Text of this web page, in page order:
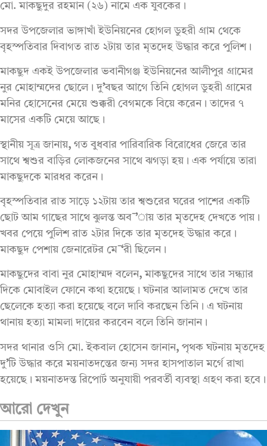
মো. মাকছুদুর রহমান (২৬) নামে এক যুবকের।
সদর উপজেলার ভাঙ্গাখাঁ ইউনিয়নের হোগল ডুহরী গ্রাম থেকে
বৃহস্পতিবার দিবাগত রাত ২টায় তার মৃতদেহ উদ্ধার করে পুলিশ।
মাকছুদ একই উপজেলার ভবানীগঞ্জ ইউনিয়নের আলীপুর গ্রামের
নুর মোহাম্মদের ছোলে। দু’বছর আগে তিনি হোগল ডুহরী গ্রামের
মনির হোসেনের মেয়ে শুক্করী বেগমকে বিয়ে করেন। তাদের ৭
মাসের একটি মেয়ে আছে।
স্থানীয় সূত্র জানায়, গত বুধবার পারিবারিক বিরোধের জেরে তার
সাথে শ্বশুর বাড়ির লোকজনের সাথে ঝগড়া হয়। এক পর্যায়ে তারা
মাকছুদকে মারধর করেন।
বৃহস্পতিবার রাত সাড়ে ১২টায় তার শ্বশুরের ঘরের পাশের একটি
ছোট আম গাছের সাথে ঝুলন্ত অব¯’ায় তার মৃতদেহ দেখতে পায়।
খবর পেয়ে পুলিশ রাত ২টার দিকে তার মৃতদেহ উদ্ধার করে।
মাকছুদ পেশায় জেনারেটর মে¯‘রী ছিলেন।
মাকছুদের বাবা নুর মোহাম্মদ বলেন,মাকছুদের সাথে তার সন্ধ্যার
দিকে মোবাইল ফোনে কথা হয়েছে। ঘটনার আলামত দেখে তার
ছেলেকে হত্যা করা হয়েছে বলে দাবি করছেন তিনি। এ ঘটনায়
থানায় হত্যা মামলা দায়ের করবেন বলে তিনি জানান।
সদর থানার ওসি মো. ইকবাল হোসেন জানান, পৃথক ঘটনায় মৃতদেহ
দু’টি উদ্ধার করে ময়নাতদন্তের জন্য সদর হাসপাতাল মর্গে রাখা
হয়েছে। ময়নাতদন্ত রিপোর্ট অনুযায়ী পরবর্তী ব্যবস্থা গ্রহণ করা হবে।
আরো দেখুন